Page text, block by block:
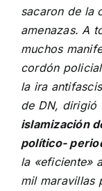
sacaron de la
amenazas. A
muchos
cordón
la ira
de DN, dirigió
islamización
político-
la «eficiente»
mil maravillas